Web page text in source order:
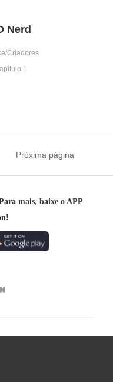
Nerd
Criadores
1
Próxima página
mais, baixe o APP